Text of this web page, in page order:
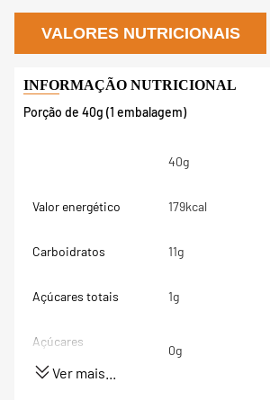
VALORES NUTRICIONAIS
Porção de 40g (1 embalagem)
40g
Valor energético 179kcal
Carboidratos 11g
Açúcares totais 1g
Açúcares
0g
Ver mais...